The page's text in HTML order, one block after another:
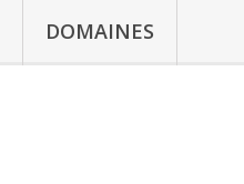
DOMAINES